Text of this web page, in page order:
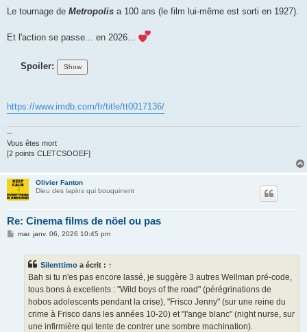
s
g
e
Le tournage de Metropolis a 100 ans (le film lui-même est sorti en 1927).
Et l'action se passe... en 2026...
Spoiler:
https://www.imdb.com/fr/title/tt0017136/
--
Vous êtes mort
[2 points CLETCSOOEF]
Olivier Fanton
Dieu des lapins qui bouquinent
Re: Cinema films de nöel ou pas
Mmar. janv. 06, 2026 10:45 pm
Silenttimo a écrit : ↑
Bah si tu n'es pas encore lassé, je suggère 3 autres Wellman pré-code,
tous bons à excellents : "Wild boys of the road" (pérégrinations de
hobos adolescents pendant la crise), "Frisco Jenny" (sur une reine du
crime à Frisco dans les années 10-20) et "l'ange blanc" (night nurse, sur
une infirmière qui tente de contrer une sombre machination).